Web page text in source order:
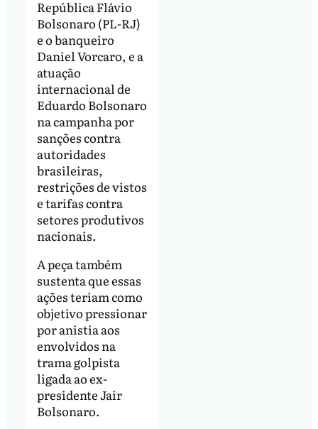
República Flávio
Bolsonaro (PL-RJ)
e o banqueiro
Daniel Vorcaro, e a
atuação
internacional de
Eduardo Bolsonaro
na campanha por
sanções contra
autoridades
brasileiras,
restrições de vistos
e tarifas contra
setores produtivos
nacionais.
A peça também
sustenta que essas
ações teriam como
objetivo pressionar
por anistia aos
envolvidos na
trama golpista
ligada ao ex-
presidente Jair
Bolsonaro.